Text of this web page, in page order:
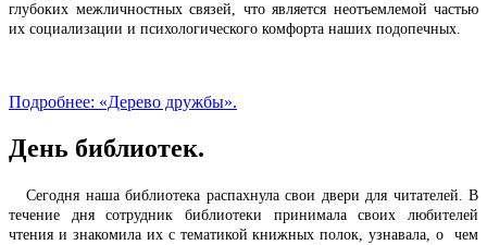
глубоких межличностных связей, что является неотъемлемой частью
их социализации и психологического комфорта наших подопечных.
Подробнее: «Дерево дружбы».
День библиотек.
Сегодня наша библиотека распахнула свои двери для читателей. В
течение дня сотрудник библиотеки принимала своих любителей
чтения и знакомила их с тематикой книжных полок, узнавала, о чем